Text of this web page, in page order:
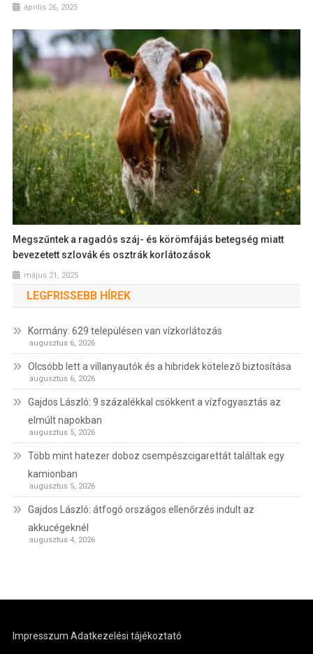
április 26, 2025
Megszűntek a ragadós száj- és körömfájás betegség miatt
bevezetett szlovák és osztrák korlátozások
május 21, 2025
LEGFRISSEBB HÍREK
Kormány: 629 településen van vízkorlátozás
augusztus 6, 2026
Olcsóbb lett a villanyautók és a hibridek kötelező biztosítása
augusztus 6, 2026
Gajdos László: 9 százalékkal csökkent a vízfogyasztás az
elmúlt napokban
augusztus 5, 2026
Több mint hatezer doboz csempészcigarettát találtak egy
kamionban
augusztus 5, 2026
Gajdos László: átfogó országos ellenőrzés indult az
akkucégeknél
augusztus 4, 2026
Impresszum Adatkezelési tájékoztató